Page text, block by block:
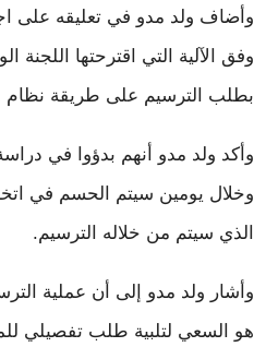
وأضاف ولد مدو في تعليقه على
وفق الآلية التي اقترحتها اللجنة
بطلب الترسيم على طريقة
وأكد ولد مدو أنهم بدؤوا في
وخلال يومين سيتم الحسم في اتخاذ
الذي سيتم من خلاله الترسيم.
وأشار ولد مدو إلى أن عملية
هو السعي لتلبية طلب تفصيلي